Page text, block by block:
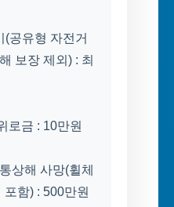
(공유형 자전거
보장 제외) : 최
로금 : 10만원
상해 사망(휠체
함) : 500만원